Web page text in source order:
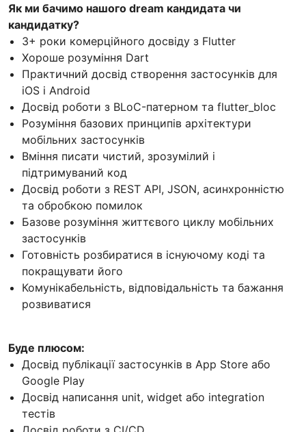
Як ми бачимо нашого dream кандидата чи
кандидатку?
3+ роки комерційного досвіду з Flutter
Хороше розуміння Dart
Практичний досвід створення застосунків для
iOS і Android
Досвід роботи з BLoC-патерном та flutter_bloc
Розуміння базових принципів архітектури
мобільних застосунків
Вміння писати чистий, зрозумілий і
підтримуваний код
Досвід роботи з REST API, JSON, асинхронністю
та обробкою помилок
Базове розуміння життєвого циклу мобільних
застосунків
Готовність розбиратися в існуючому коді та
покращувати його
Комунікабельність, відповідальність та бажання
розвиватися
Буде плюсом:
Досвід публікації застосунків в App Store або
Google Play
Досвід написання unit, widget або integration
тестів